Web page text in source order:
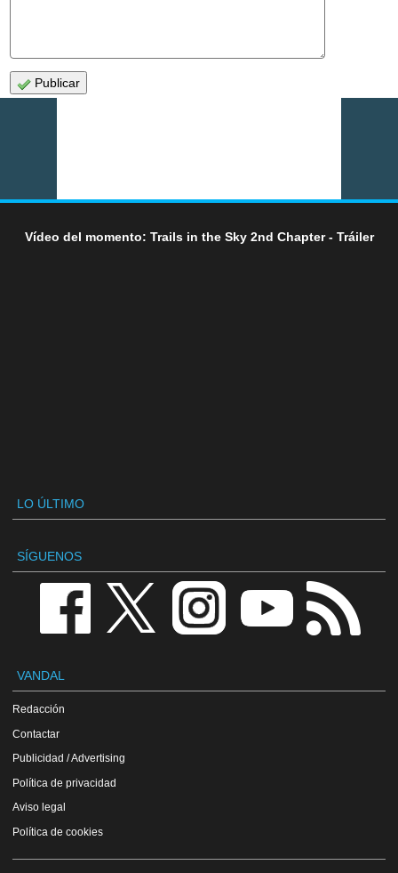
Publicar
Vídeo del momento: Trails in the Sky 2nd Chapter - Tráiler
LO ÚLTIMO
SÍGUENOS
VANDAL
Redacción
Contactar
Publicidad / Advertising
Política de privacidad
Aviso legal
Política de cookies